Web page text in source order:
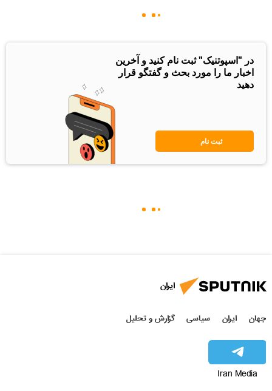
در "اسپوتنیک" ثبت نام کنید و آخرین
اخبار ما را مورد بحث و گفتگو قرار
دهید
ثبت نام
ایران
جهان ایران سیاسی گزارش و تحلیل
Iran Media